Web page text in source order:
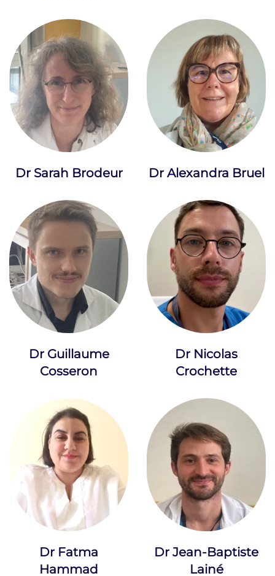
Dr Sarah Brodeur Dr Alexandra Bruel
Dr Guillaume
Cosseron
Dr Nicolas
Crochette
Dr Fatma
Hammad
Dr Jean-Baptiste
Lainé